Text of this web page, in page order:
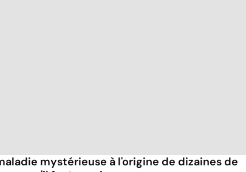
mystérieuse à l'origine de dizaines de